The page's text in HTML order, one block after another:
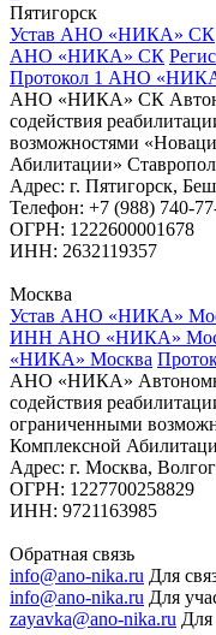
Пятигорск
Устав АНО «НИКА» СК
АНО «НИКА» СК
Протокол 1 АНО
АНО «НИКА» СК
содействия
возможностями
Абилитации»
Адрес: г. Пятигорск,
Телефон: +7 (988) 740-
ОГРН: 1222600001678
ИНН: 2632119357
Москва
Устав АНО «НИКА»
ИНН АНО «НИКА»
«НИКА» Москва
АНО «НИКА»
содействия
ограниченными
Комплексной
Адрес: г. Москва,
ОГРН: 1227700258829
ИНН: 9721163985
Обратная связь
info@ano-nika.ru Для
info@ano-nika.ru Для
zayavka@ano-nika.ru Для